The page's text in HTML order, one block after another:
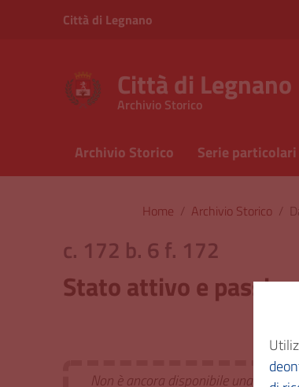
Vai ai contenuti
Vai al menu di navigazione
Città di Legnano
Città di Legnano
Archivio Storico
Archivio Storico Serie particolari
Home / Archivio Storico /
c. 172 b. 6 f. 172
Stato attivo e
Non è ancora disponibile una